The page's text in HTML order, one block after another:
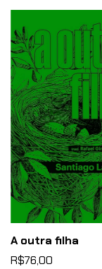
A outra filha
R$76,00